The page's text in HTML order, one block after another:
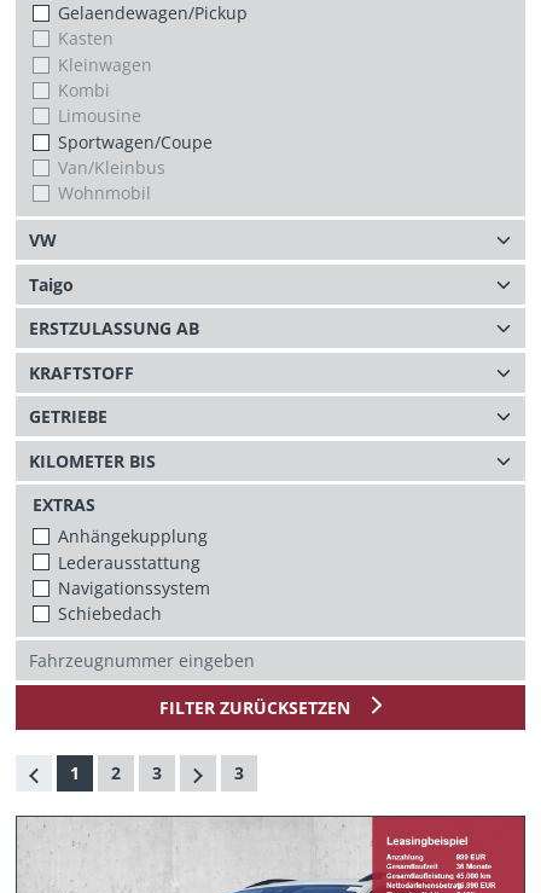
Gelaendewagen/Pickup
Kasten
Kleinwagen
Kombi
Limousine
Sportwagen/Coupe
Van/Kleinbus
Wohnmobil
EXTRAS
Anhängekupplung
Lederausstattung
Navigationssystem
Schiebedach
FILTER ZURÜCKSETZEN
1 2 3 3